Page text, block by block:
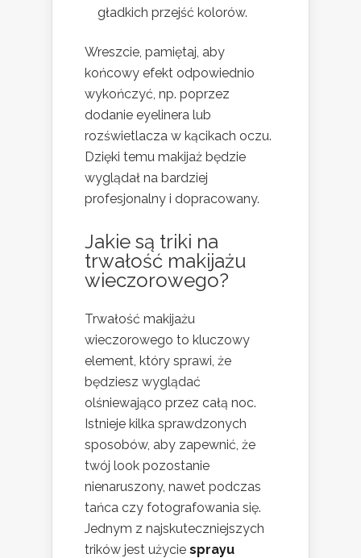
gładkich przejść kolorów.
Wreszcie, pamiętaj, aby
końcowy efekt odpowiednio
wykończyć, np. poprzez
dodanie eyelinera lub
rozświetlacza w kącikach oczu.
Dzięki temu makijaż będzie
wyglądał na bardziej
profesjonalny i dopracowany.
Jakie są triki na
trwałość makijażu
wieczorowego?
Trwałość makijażu
wieczorowego to kluczowy
element, który sprawi, że
będziesz wyglądać
olśniewająco przez całą noc.
Istnieje kilka sprawdzonych
sposobów, aby zapewnić, że
twój look pozostanie
nienaruszony, nawet podczas
tańca czy fotografowania się.
Jednym z najskuteczniejszych
trików jest użycie sprayu